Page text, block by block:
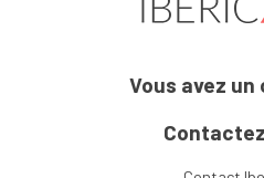
Vous avez un